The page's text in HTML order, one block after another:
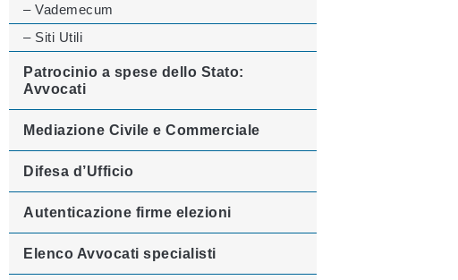
– Vademecum
– Siti Utili
Patrocinio a spese dello Stato:
Avvocati
Mediazione Civile e Commerciale
Difesa d’Ufficio
Autenticazione firme elezioni
Elenco Avvocati specialisti